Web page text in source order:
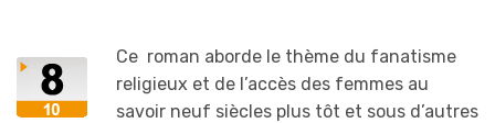
Ce roman aborde le thème du fanatisme
religieux et de l’accès des femmes au
savoir neuf siècles plus tôt et sous d’autres